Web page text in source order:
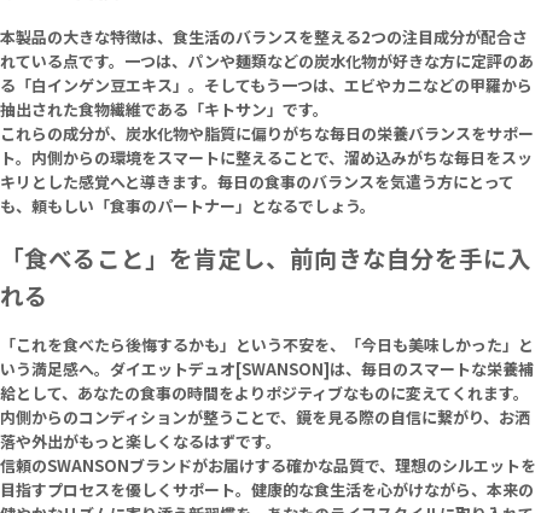
本製品の大きな特徴は、食生活のバランスを整える2つの注目成分が配合さ
れている点です。一つは、パンや麺類などの炭水化物が好きな方に定評のあ
る「白インゲン豆エキス」。そしてもう一つは、エビやカニなどの甲羅から
抽出された食物繊維である「キトサン」です。
これらの成分が、炭水化物や脂質に偏りがちな毎日の栄養バランスをサポー
ト。内側からの環境をスマートに整えることで、溜め込みがちな毎日をスッ
キリとした感覚へと導きます。毎日の食事のバランスを気遣う方にとって
も、頼もしい「食事のパートナー」となるでしょう。
「食べること」を肯定し、前向きな自分を手に入
れる
「これを食べたら後悔するかも」という不安を、「今日も美味しかった」と
いう満足感へ。ダイエットデュオ[SWANSON]は、毎日のスマートな栄養補
給として、あなたの食事の時間をよりポジティブなものに変えてくれます。
内側からのコンディションが整うことで、鏡を見る際の自信に繋がり、お洒
落や外出がもっと楽しくなるはずです。
信頼のSWANSONブランドがお届けする確かな品質で、理想のシルエットを
目指すプロセスを優しくサポート。健康的な食生活を心がけながら、本来の